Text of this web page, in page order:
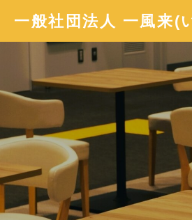
一般社団法人 一風来(